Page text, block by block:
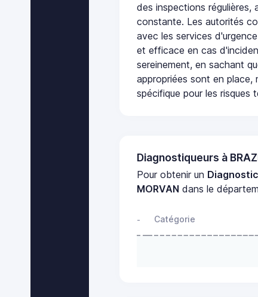
des inspections régulières,
constante. Les autorités
avec les services
et efficace en cas
sereinement, en sachant
appropriées sont en place,
spécifique pour les risques
Diagnostiqueurs à
Pour obtenir un
MORVAN dans le
- Catégorie